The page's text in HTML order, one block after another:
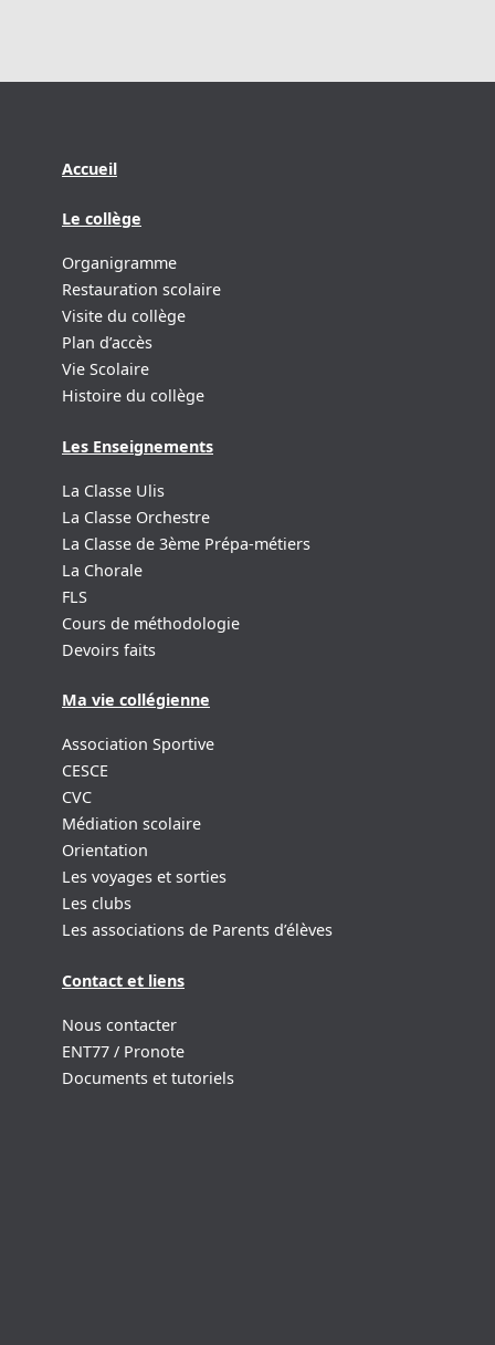
Accueil
Le collège
Organigramme
Restauration scolaire
Visite du collège
Plan d’accès
Vie Scolaire
Histoire du collège
Les Enseignements
La Classe Ulis
La Classe Orchestre
La Classe de 3ème Prépa-métiers
La Chorale
FLS
Cours de méthodologie
Devoirs faits
Ma vie collégienne
Association Sportive
CESCE
CVC
Médiation scolaire
Orientation
Les voyages et sorties
Les clubs
Les associations de Parents d’élèves
Contact et liens
Nous contacter
ENT77 / Pronote
Documents et tutoriels